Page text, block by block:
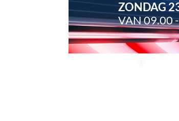
ZONDAG
VAN 09.00